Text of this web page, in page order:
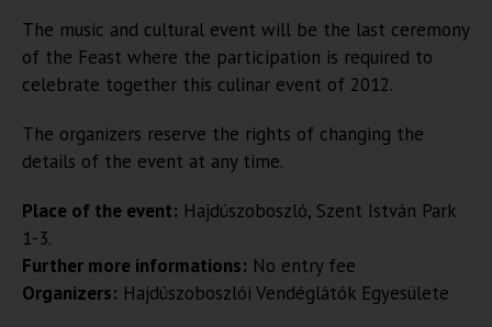
The music and cultural event will be the last ceremony
of the Feast where the participation is required to
celebrate together this culinar event of 2012.
The organizers reserve the rights of changing the
details of the event at any time.
Place of the event: Hajdúszoboszló, Szent István Park
1-3.
Further more informations: No entry fee
Organizers: Hajdúszoboszlói Vendéglátók Egyesülete